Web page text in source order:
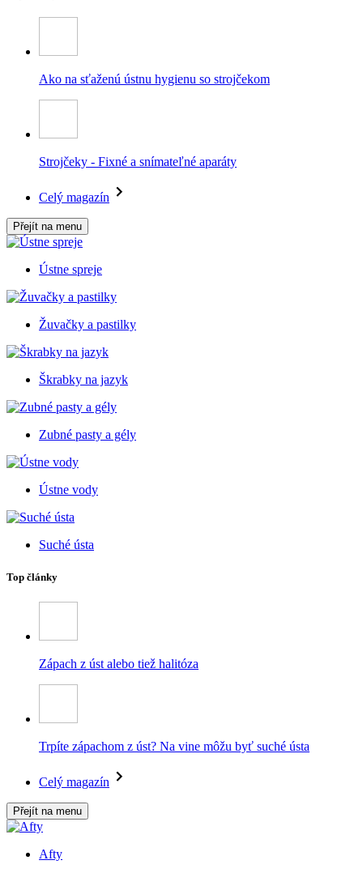
Ako na sťaženú ústnu hygienu so strojčekom
Strojčeky - Fixné a snímateľné aparáty
Celý magazín
Přejít na menu
Ústne spreje
Žuvačky a pastilky
Škrabky na jazyk
Zubné pasty a gély
Ústne vody
Suché ústa
Top články
Zápach z úst alebo tiež halitóza
Trpíte zápachom z úst? Na vine môžu byť suché ústa
Celý magazín
Přejít na menu
Afty